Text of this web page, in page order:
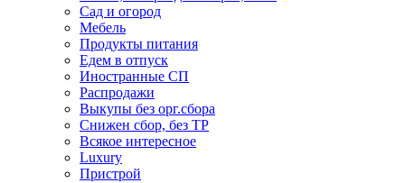
Сад и огород
Мебель
Продукты питания
Едем в отпуск
Иностранные СП
Распродажи
Выкупы без орг.сбора
Снижен сбор, без ТР
Всякое интересное
Luxury
Пристрой